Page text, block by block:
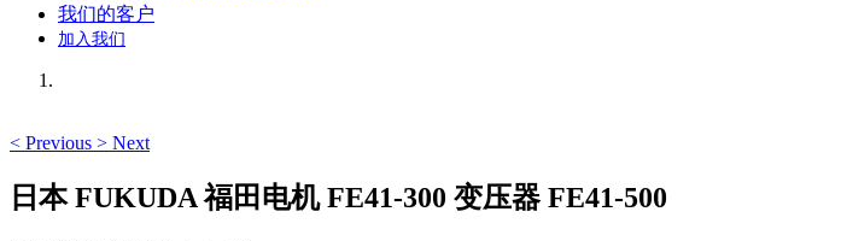
我们的客户
加入我们
< Previous > Next
日本 FUKUDA 福田电机 FE41-300 变压器 FE41-500